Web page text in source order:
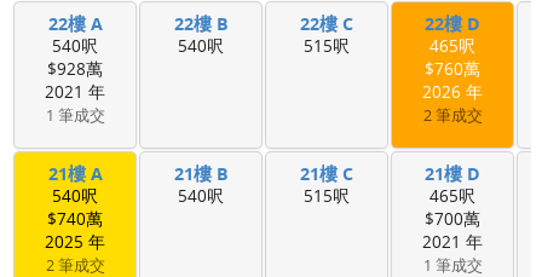
22樓 A
540呎
$928萬
2021 年
1 筆成交
22樓 B
540呎
22樓 C
515呎
22樓 D
465呎
$760萬
2026 年
2 筆成交
21樓 A
540呎
$740萬
2025 年
2 筆成交
21樓 B
540呎
21樓 C
515呎
21樓 D
465呎
$700萬
2021 年
1 筆成交